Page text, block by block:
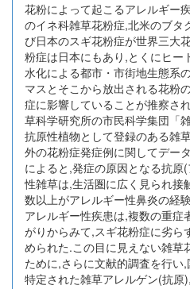
花粉によって起こるアレルギー
のイネ科雑草花粉症,北米のブタ
び日本のスギ花粉症が世界三大
粉症は日本にもあり,とくにヒー
水化による都市・市街地生態系
マスとそこから放出される花粉
症に影響していることが推察さ
草科学研究所の市民科学集団「
抗原性植物として登録のある雑
外の花粉症発症例に関してデー
によると,発症の原因となる抗
性雑草は,生活圏に広く見られ接
数以上がアレルギー性鼻炎の経
アレルギー性疾患は,複数の重症
がりからみて,スギ花粉症に劣ら
められた.この目に見えない雑草
ために,さらに文献的調査を行い
特定された雑草アレルゲン(抗